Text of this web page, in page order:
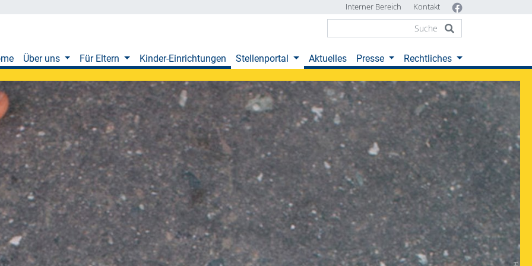
Interner Bereich Kontakt
Über uns Für Eltern Kinder-Einrichtungen Stellenportal (current)Aktuelles Presse Rechtliches